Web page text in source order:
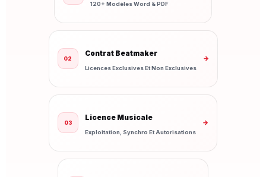
120+ Modèles Word & PDF
02
Contrat Beatmaker
Licences Exclusives Et Non Exclusives
→
03
Licence Musicale
Exploitation, Synchro Et Autorisations
→